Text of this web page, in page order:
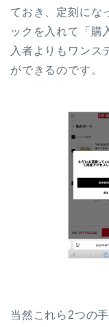
ておき、定刻にな
ックを入れて「購
入者よりもワンス
ができるのです。
当然これら2つの